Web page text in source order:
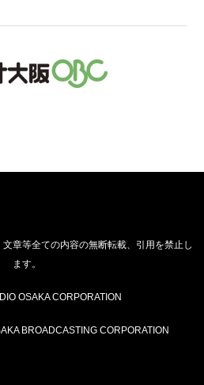
章等全ての内容の無断転載、引用を禁止し
ます。
OSAKA CORPORATION
BROADCASTING CORPORATION